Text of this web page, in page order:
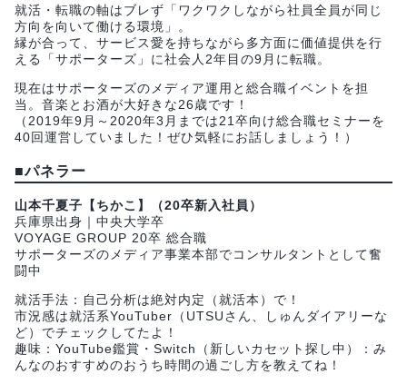
就活・転職の軸はブレず「ワクワクしながら社員全員が同じ
方向を向いて働ける環境」。
縁が合って、サービス愛を持ちながら多方面に価値提供を行
える「サポーターズ」に社会人2年目の9月に転職。
現在はサポーターズのメディア運用と総合職イベントを担
当。音楽とお酒が大好きな26歳です！
（2019年9月～2020年3月までは21卒向け総合職セミナーを
40回運営していました！ぜひ気軽にお話しましょう！）
■パネラー
山本千夏子【ちかこ】（20卒新入社員）
兵庫県出身｜中央大学卒
VOYAGE GROUP 20卒 総合職
サポーターズのメディア事業本部でコンサルタントとして奮
闘中
就活手法：自己分析は絶対内定（就活本）で！
市況感は就活系YouTuber（UTSUさん、しゅんダイアリーな
ど）でチェックしてたよ！
趣味：YouTube鑑賞・Switch（新しいカセット探し中）：み
んなのおすすめのおうち時間の過ごし方を教えてね！